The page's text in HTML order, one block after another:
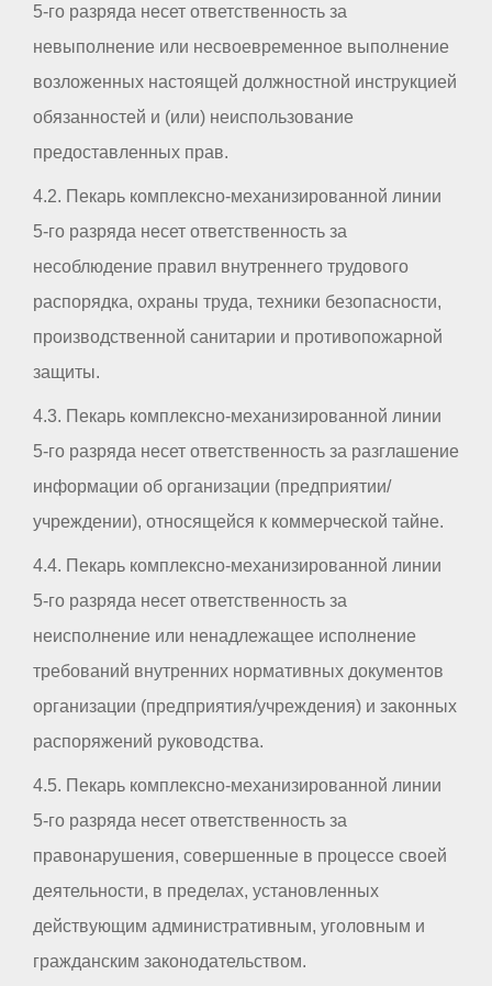
5-го разряда несет ответственность за
невыполнение или несвоевременное выполнение
возложенных настоящей должностной инструкцией
обязанностей и (или) неиспользование
предоставленных прав.
4.2. Пекарь комплексно-механизированной линии
5-го разряда несет ответственность за
несоблюдение правил внутреннего трудового
распорядка, охраны труда, техники безопасности,
производственной санитарии и противопожарной
защиты.
4.3. Пекарь комплексно-механизированной линии
5-го разряда несет ответственность за разглашение
информации об организации (предприятии/
учреждении), относящейся к коммерческой тайне.
4.4. Пекарь комплексно-механизированной линии
5-го разряда несет ответственность за
неисполнение или ненадлежащее исполнение
требований внутренних нормативных документов
организации (предприятия/учреждения) и законных
распоряжений руководства.
4.5. Пекарь комплексно-механизированной линии
5-го разряда несет ответственность за
правонарушения, совершенные в процессе своей
деятельности, в пределах, установленных
действующим административным, уголовным и
гражданским законодательством.